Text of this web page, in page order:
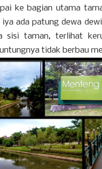
ke bagian utama
ada patung dewa
sisi taman, terlihat
tidak berbau